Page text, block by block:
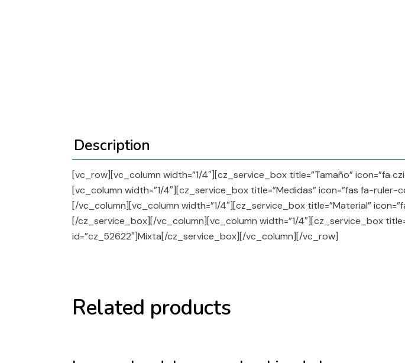
Description
[vc_row][vc_column width=”1/4″][cz_service_box title=”Tamaño” icon=”fa
[vc_column width=”1/4″][cz_service_box title=”Medidas” icon=”fas fa-ruler-
[/vc_column][vc_column width=”1/4″][cz_service_box title=”Material”
[/cz_service_box][/vc_column][vc_column width=”1/4″][cz_service_box
id=”cz_52622″]Mixta[/cz_service_box][/vc_column][/vc_row]
Related products